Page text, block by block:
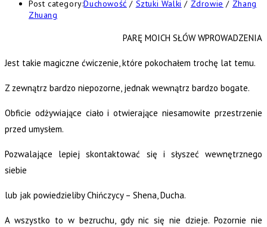
Post category:Duchowość / Sztuki Walki / Zdrowie / Zhang
Zhuang
PARĘ MOICH SŁÓW WPROWADZENIA
Jest takie magiczne ćwiczenie, które pokochałem trochę lat temu.
Z zewnątrz bardzo niepozorne, jednak wewnątrz bardzo bogate.
Obficie odżywiające ciało i otwierające niesamowite przestrzenie
przed umysłem.
Pozwalające lepiej skontaktować się i słyszeć wewnętrznego
siebie
lub jak powiedzieliby Chińczycy – Shena, Ducha.
A wszystko to w bezruchu, gdy nic się nie dzieje. Pozornie nie